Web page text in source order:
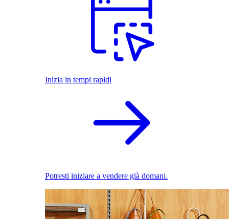
Inizia in tempi rapidi
Potresti iniziare a vendere già domani.